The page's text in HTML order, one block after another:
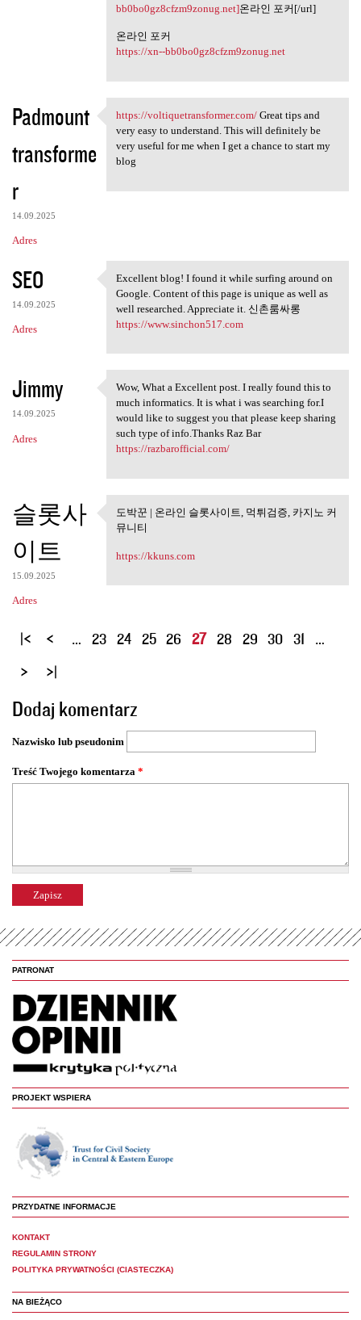
bb0bo0gz8cfzm9zonug.net]온라인 포커[/url]
온라인 포커
https://xn--bb0bo0gz8cfzm9zonug.net
Padmount
transforme
r
14.09.2025
Adres
https://voltiquetransformer
https://voltiquetransformer.com/Great tips and
very easy to understand. This will definitely be
very useful for me when I get a chance to start my
blog
SEO
14.09.2025
Adres
Excellent blog! I found it
Excellent blog! I found it while surfing around on
Google. Content of this page is unique as well as
well researched. Appreciate it. 신촌룸싸롱
https://www.sinchon517.com
Jimmy
14.09.2025
Adres
Wow, What a Excellent post. I
Wow, What a Excellent post. I really found this to
much informatics. It is what i was searching for.I
would like to suggest you that please keep sharing
such type of info.Thanks Raz Bar
https://razbarofficial.com/
슬롯사
이트
15.09.2025
Adres
도박꾼 | 온라인 슬롯사이트, 먹튀
도박꾼 | 온라인 슬롯사이트, 먹튀검증, 카지노 커
뮤니티
https://kkuns.com
S
o
n
y
… 23 24 25 26 27 28 29 30 31 …
Dodaj komentarz
Nazwisko lub pseudonim
Treść Twojego komentarza *
PATRONAT
PROJEKT WSPIERA
PRZYDATNE INFORMACJE
KONTAKT
REGULAMIN STRONY
POLITYKA PRYWATNOŚCI (CIASTECZKA)
NA BIEŻĄCO